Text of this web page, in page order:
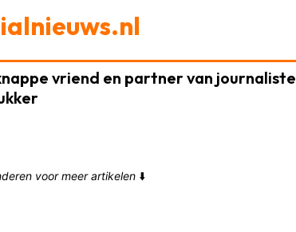
vriend en partner van journaliste
voor meer artikelen ⬇️